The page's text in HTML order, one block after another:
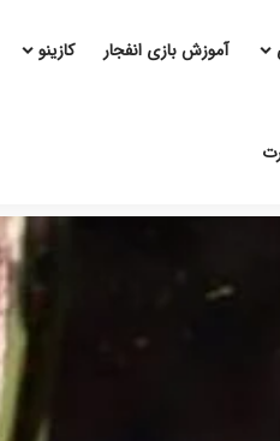
آموزش بازی انفجار کازینو